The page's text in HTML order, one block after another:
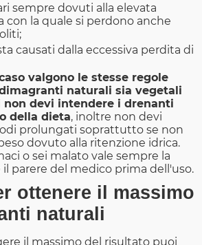
sempre dovuti alla elevata
con la quale si perdono anche
causati dalla eccessiva perdita di
valgono le stesse regole
naturali sia vegetali
non devi intendere i drenanti
della dieta, inoltre non devi
prolungati soprattutto se non
dovuto alla ritenzione idrica.
o sei malato vale sempre la
il parere del medico prima dell'uso.
ottenere il massimo
naturali
il massimo del risultato puoi